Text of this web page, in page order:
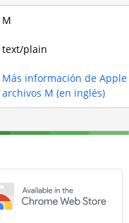
M
text/plain
Más información de Apple
archivos M (en inglés)